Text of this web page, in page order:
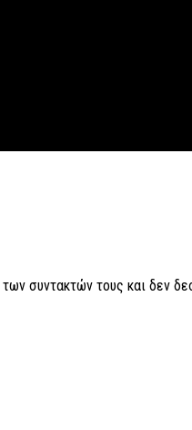
συντακτών τους και δεν